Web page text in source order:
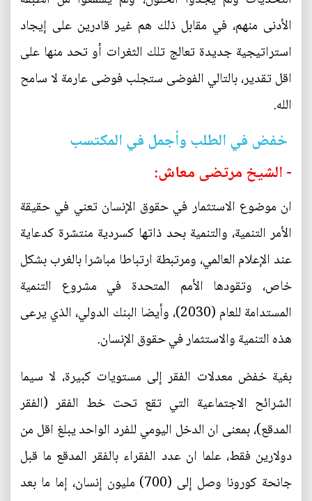
الأدنى منهم، في مقابل ذلك هم غير قادرين على إيجاد
استراتيجية جديدة تعالج تلك الثغرات أو تحد منها على
اقل تقدير، بالتالي الفوضى ستجلب فوضى عارمة لا سامح
الله.
خفض في الطلب وأجمل في المكتسب
- الشيخ مرتضى معاش:
ان موضوع الاستثمار في حقوق الإنسان تعني في حقيقة
الأمر التنمية، والتنمية بحد ذاتها كسردية منتشرة كدعاية
عند الإعلام العالمي، ومرتبطة ارتباطا مباشرا بالغرب بشكل
خاص، وتقودها الأمم المتحدة في مشروع التنمية
المستدامة للعام (2030)، وأيضا البنك الدولي، الذي يرعى
هذه التنمية والاستثمار في حقوق الإنسان.
بغية خفض معدلات الفقر إلى مستويات كبيرة، لا سيما
الشرائح الاجتماعية التي تقع تحت خط الفقر (الفقر
المدقع)، بمعنى ان الدخل اليومي للفرد الواحد يبلغ اقل من
دولارين فقط، علما ان عدد الفقراء بالفقر المدقع ما قبل
جانحة كورونا وصل إلى (700) مليون إنسان، إما ما بعد